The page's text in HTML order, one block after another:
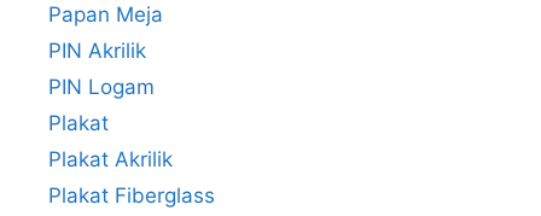
Papan Meja
PIN Akrilik
PIN Logam
Plakat
Plakat Akrilik
Plakat Fiberglass